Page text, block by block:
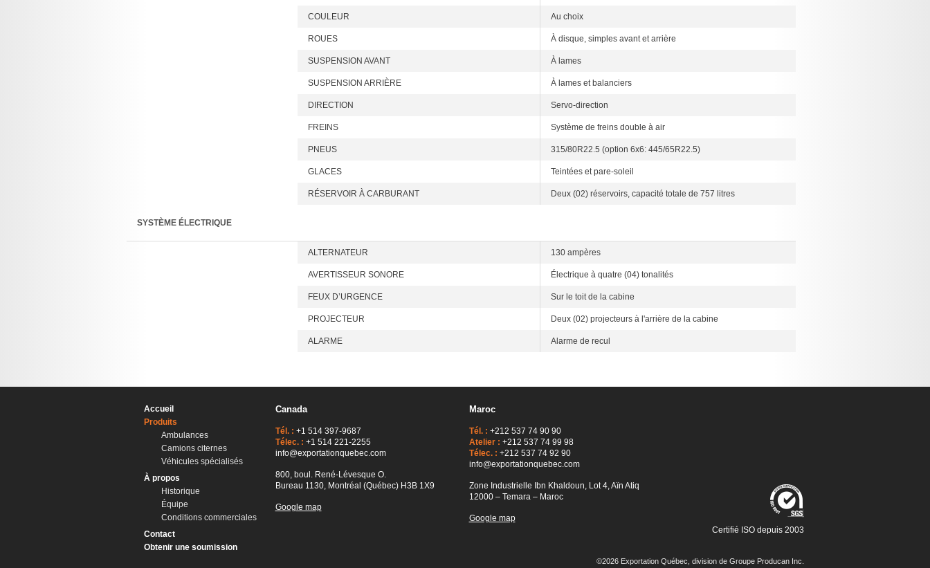
COULEUR Au choix
ROUES À disque, simples avant et arrière
SUSPENSION AVANT À lames
SUSPENSION ARRIÈRE À lames et balanciers
DIRECTION Servo-direction
FREINS Système de freins double à air
PNEUS 315/80R22.5 (option 6x6: 445/65R22.5)
GLACES Teintées et pare-soleil
RÉSERVOIR À CARBURANT Deux (02) réservoirs, capacité totale de 757 litres
SYSTÈME ÉLECTRIQUE
ALTERNATEUR 130 ampères
AVERTISSEUR SONORE Électrique à quatre (04) tonalités
FEUX D’URGENCE Sur le toit de la cabine
PROJECTEUR Deux (02) projecteurs à l'arrière de la cabine
ALARME Alarme de recul
Accueil
Produits
Ambulances
Camions citernes
Véhicules spécialisés
À propos
Historique
Équipe
Conditions commerciales
Contact
Obtenir une soumission
Canada
Tél. : +1 514 397-9687
Télec. : +1 514 221-2255
info@exportationquebec.com
800, boul. René-Lévesque O.
Bureau 1130, Montréal (Québec) H3B 1X9
Google map
Maroc
Tél. : +212 537 74 90 90
Atelier : +212 537 74 99 98
Télec. : +212 537 74 92 90
info@exportationquebec.com
Zone Industrielle Ibn Khaldoun, Lot 4, Aïn Atiq
12000 – Temara – Maroc
Google map
Certifié ISO depuis 2003
©2026 Exportation Québec, division de Groupe Producan Inc.